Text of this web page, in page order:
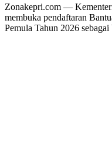
Zonakepri.com —
membuka pendaftaran
Pemula Tahun 2026